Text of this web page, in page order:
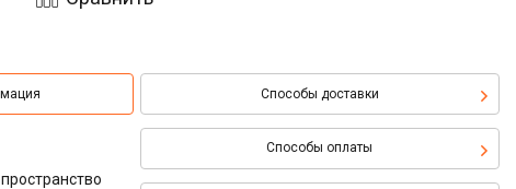
Способы доставки
Способы оплаты